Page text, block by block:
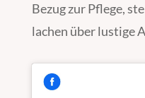
Bezug zur Pflege,
lachen über lustige